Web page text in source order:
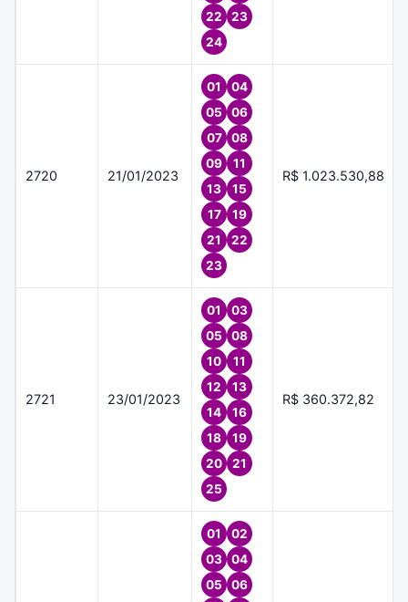
22
23
24
2720 21/01/2023
01
04
05
06
07
08
09
11
13
15
17
19
21
22
23
R$ 1.023.530,88
2721 23/01/2023
01
03
05
08
10
11
12
13
14
16
18
19
20
21
25
R$ 360.372,82
01
02
03
04
05
06